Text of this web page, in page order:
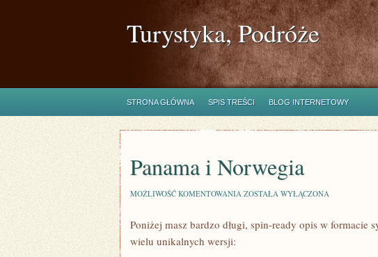
Turystyka, Podróże
STRONA GŁÓWNA SPIS TREŚCI BLOG INTERNETOWY
Panama i Norwegia
MOŻLIWOŚĆ KOMENTOWANIA PANAMA
ZOSTAŁA WYŁĄCZONA
Poniżej masz bardzo długi, spin-ready opis w formacie
wielu unikalnych wersji: